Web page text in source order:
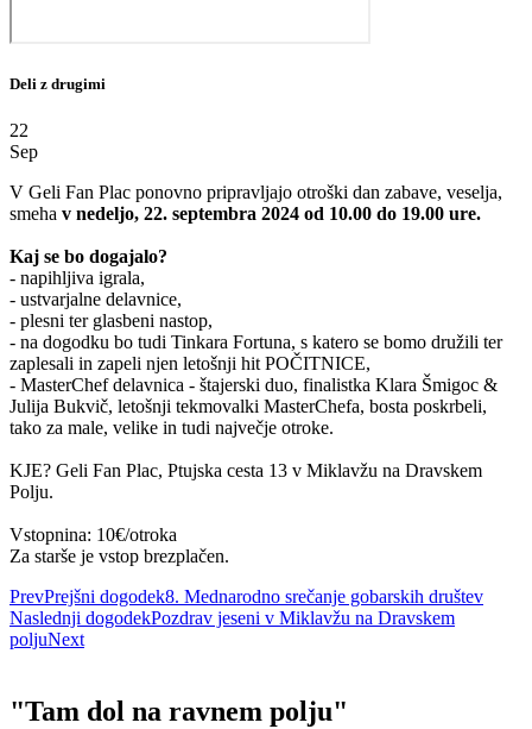
Deli z drugimi
22
Sep
V Geli Fan Plac ponovno pripravljajo otroški dan zabave, veselja,
smeha v nedeljo, 22. septembra 2024 od 10.00 do 19.00 ure.
Kaj se bo dogajalo?
- napihljiva igrala,
- ustvarjalne delavnice,
- plesni ter glasbeni nastop,
- na dogodku bo tudi Tinkara Fortuna, s katero se bomo družili ter
zaplesali in zapeli njen letošnji hit POČITNICE,
- MasterChef delavnica - štajerski duo, finalistka Klara Šmigoc &
Julija Bukvič, letošnji tekmovalki MasterChefa, bosta poskrbeli,
tako za male, velike in tudi največje otroke.
KJE? Geli Fan Plac, Ptujska cesta 13 v Miklavžu na Dravskem
Polju.
Vstopnina: 10€/otroka
Za starše je vstop brezplačen.
PrevPrejšni dogodek8. Mednarodno srečanje gobarskih društev
Naslednji dogodekPozdrav jeseni v Miklavžu na Dravskem
poljuNext
"Tam dol na ravnem polju"